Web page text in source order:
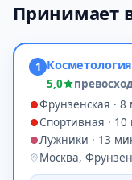
Принимает
1
5,0
Фрунзенская · 8
Спортивная ·
Лужники · 13
Москва,